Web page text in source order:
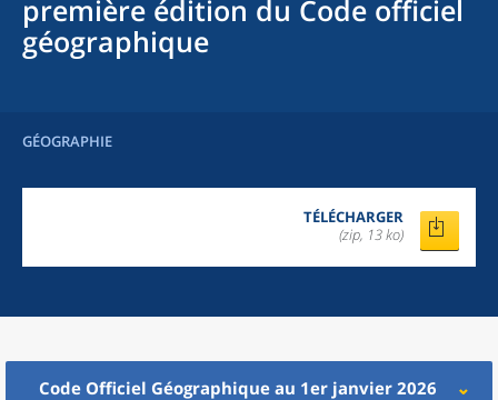
première édition du Code officiel
géographique
GÉOGRAPHIE
TÉLÉCHARGER
(zip, 13 ko)
Code Officiel Géographique au 1er janvier 2026